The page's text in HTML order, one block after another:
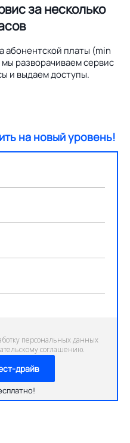
за несколько
абонентской платы (min
разворачиваем сервис
и выдаем доступы.
на новый уровень!
персональных данных
соглашению.
драйв